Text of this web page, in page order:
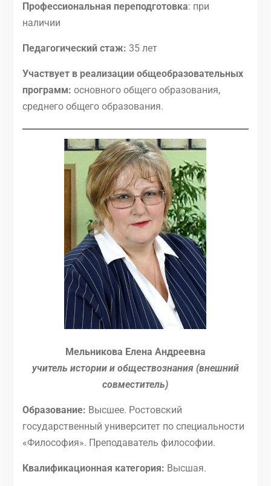
Профессиональная переподготовка: при
наличии
Педагогический стаж: 35 лет
Участвует в реализации общеобразовательных
программ: основного общего образования,
среднего общего образования.
Мельникова Елена Андреевна
учитель истории и обществознания (внешний
совместитель)
Образование: Высшее. Ростовский
государственный университет по специальности
«Философия». Преподаватель философии.
Квалификационная категория: Высшая.